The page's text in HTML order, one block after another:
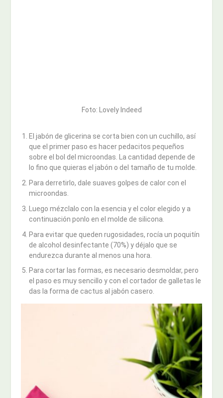
Foto: Lovely Indeed
El jabón de glicerina se corta bien con un cuchillo, así
que el primer paso es hacer pedacitos pequeños
sobre el bol del microondas. La cantidad depende de
lo fino que quieras el jabón o del tamaño de tu molde.
Para derretirlo, dale suaves golpes de calor con el
microondas.
Luego mézclalo con la esencia y el color elegido y a
continuación ponlo en el molde de silicona.
Para evitar que queden rugosidades, rocía un poquitín
de alcohol desinfectante (70%) y déjalo que se
endurezca durante al menos una hora.
Para cortar las formas, es necesario desmoldar, pero
el paso es muy sencillo y con el cortador de galletas le
das la forma de cactus al jabón casero.